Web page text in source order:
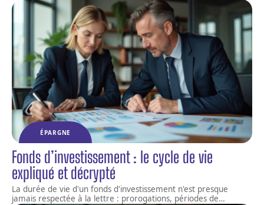
ÉPARGNE
Fonds d’investissement : le cycle de vie
expliqué et décrypté
La durée de vie d'un fonds d'investissement n'est presque
jamais respectée à la lettre : prorogations, périodes de…